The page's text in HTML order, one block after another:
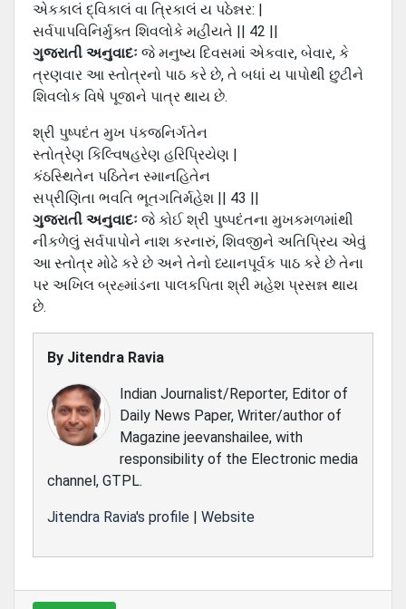
એકકાલં દ્વિકાલં વા ત્રિકાલં ય પઠેન્નર: |
સર્વપાપવિનિર્મુક્ત શિવલોકે મહીયતે || 42 ||
ગુજરાતી અનુવાદઃ જે મનુષ્ય દિવસમાં એકવાર, બેવાર, કે
ત્રણવાર આ સ્તોત્રનો પાઠ કરે છે, તે બધાં ય પાપોથી છુટીને
શિવલોક વિષે પૂજાને પાત્ર થાય છે.
શ્રી પુષ્પદંત મુખ પંકજનિર્ગતેન
સ્તોત્રેણ કિલ્વિષહરેણ હરિપ્રિયેણ |
કંઠસ્થિતેન પઠિતેન સ્માનહિતેન
સપ્રીણિતા ભવતિ ભૂતગતિર્મહેશ || 43 ||
ગુજરાતી અનુવાદઃ જે કોઈ શ્રી પુષ્પદંતના મુખકમળમાંથી
નીકળેલું સર્વપાપોને નાશ કરનારું, શિવજીને અતિપ્રિય એવું
આ સ્તોત્ર મોઢે કરે છે અને તેનો ધ્યાનપૂર્વક પાઠ કરે છે તેના
પર અખિલ બ્રહ્માંડના પાલકપિતા શ્રી મહેશ પ્રસન્ન થાય
છે.
By Jitendra Ravia
Indian Journalist/Reporter, Editor of
Daily News Paper, Writer/author of
Magazine jeevanshailee, with
responsibility of the Electronic media
channel, GTPL.
Jitendra Ravia's profile | Website